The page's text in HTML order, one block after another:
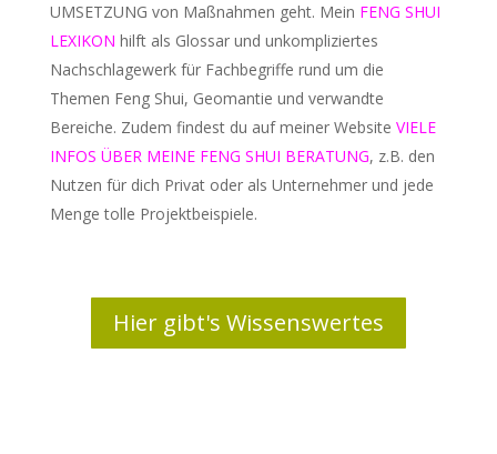
UMSETZUNG von Maßnahmen geht. Mein FENG SHUI
LEXIKON hilft als Glossar und unkompliziertes
Nachschlagewerk für Fachbegriffe rund um die
Themen Feng Shui, Geomantie und verwandte
Bereiche. Zudem findest du auf meiner Website VIELE
INFOS ÜBER MEINE FENG SHUI BERATUNG, z.B. den
Nutzen für dich Privat oder als Unternehmer und jede
Menge tolle Projektbeispiele.
Hier gibt's Wissenswertes